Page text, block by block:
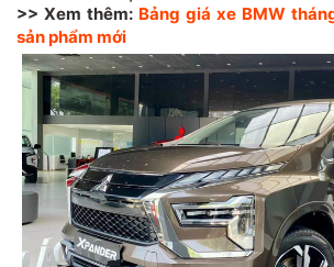
>> Xem thêm: Bảng giá xe BMW
sản phẩm mới